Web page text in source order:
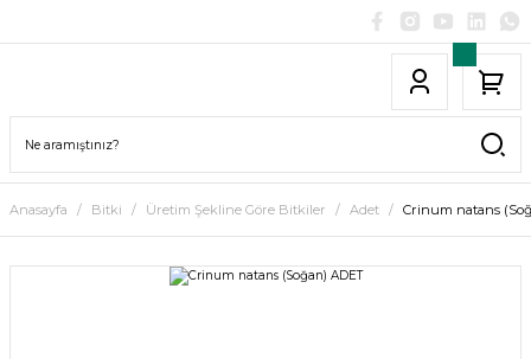
Anasayfa Bitki Üretim Şekline Göre Bitkiler Adet Crinum natans